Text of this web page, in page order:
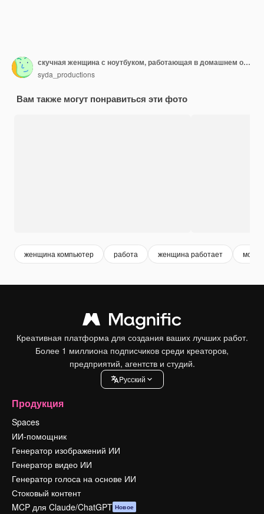
скучная женщина с ноутбуком, работающая в домашнем офисе
syda_productions
Вам также могут понравиться эти фото
женщина компьютер работа женщина работает
Креативная платформа для создания ваших лучших работ.
Более 1 миллиона подписчиков среди креаторов,
предприятий, агентств и студий.
Pусский
Продукция
Spaces
ИИ-помощник
Генератор изображений ИИ
Генератор видео ИИ
Генератор голоса на основе ИИ
Стоковый контент
MCP для Claude/ChatGPT Новое